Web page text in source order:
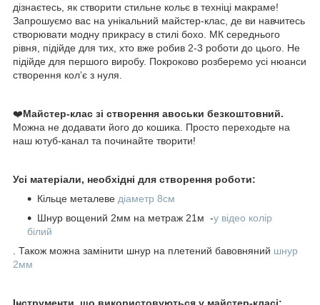
дізнаєтесь, як створити стильне кольє в техніці макраме!
Запрошуємо вас на унікальний майстер-клас, де ви навчитесь
створювати модну прикрасу в стилі бохо. МК середнього
рівня, підійде для тих, хто вже робив 2-3 роботи до цього. Не
підійде для першого виробу. Покроково розберемо усі нюанси
створення колʼє з нуля.
❤️Майстер-клас зі створення авоськи безкоштовний.
Можна не додавати його до кошика. Просто переходьте на
наш ютуб-канал та починайте творити!
Усі матеріали, необхідні для створення роботи:
Кільце металеве діаметр 8см
Шнур вощений 2мм на метраж 21м -у відео колір
білий
. Також можна замінити шнур на плетений бавовняний шнур
2мм
Інструменти, що використовуються у майстер-класі: